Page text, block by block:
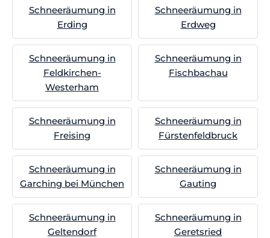
Schneeräumung in
Erding
Schneeräumung in
Erdweg
Schneeräumung in
Feldkirchen-
Westerham
Schneeräumung in
Fischbachau
Schneeräumung in
Freising
Schneeräumung in
Fürstenfeldbruck
Schneeräumung in
Garching bei München
Schneeräumung in
Gauting
Schneeräumung in
Geltendorf
Schneeräumung in
Geretsried